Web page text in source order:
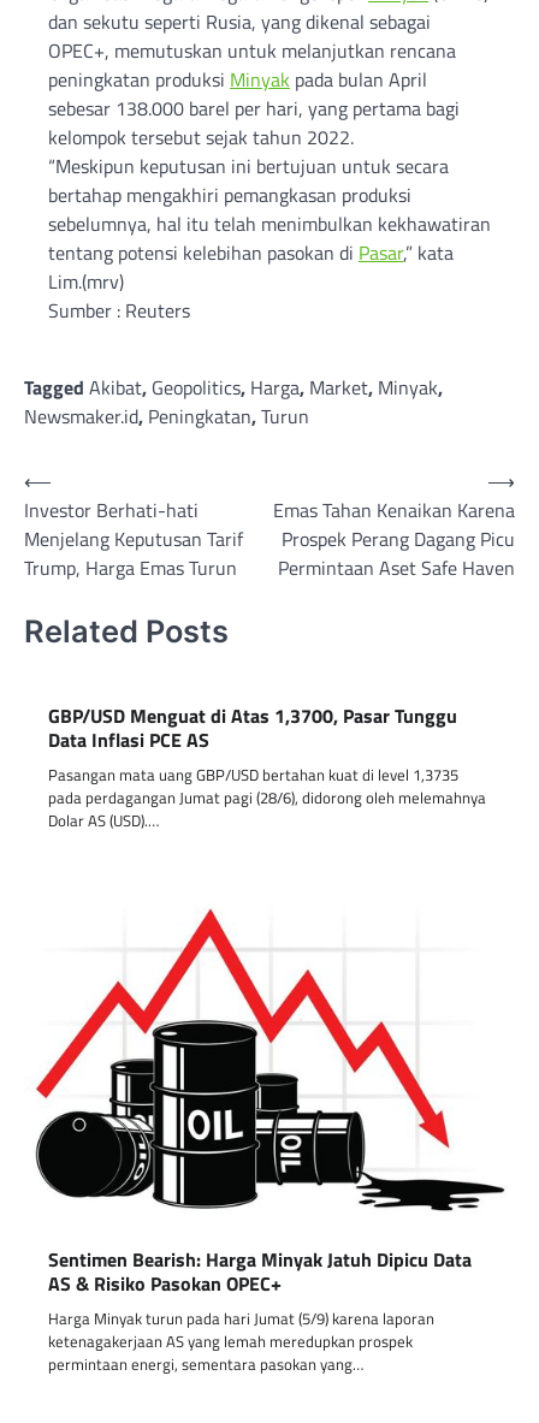
dan sekutu seperti Rusia, yang dikenal sebagai
OPEC+, memutuskan untuk melanjutkan rencana
peningkatan produksi Minyak pada bulan April
sebesar 138.000 barel per hari, yang pertama bagi
kelompok tersebut sejak tahun 2022.
“Meskipun keputusan ini bertujuan untuk secara
bertahap mengakhiri pemangkasan produksi
sebelumnya, hal itu telah menimbulkan kekhawatiran
tentang potensi kelebihan pasokan di Pasar,” kata
Lim.(mrv)
Sumber : Reuters
Tagged Akibat, Geopolitics, Harga, Market, Minyak,
Newsmaker.id, Peningkatan,Turun
Post
navigation
⟵
Investor Berhati-hati
Menjelang Keputusan Tarif
Trump, Harga Emas Turun
Emas Tahan Kenaikan Karena
Prospek Perang Dagang Picu
Permintaan Aset Safe Haven
⟶
Related Posts
GBP/USD Menguat di Atas 1,3700, Pasar Tunggu
Data Inflasi PCE AS
Pasangan mata uang GBP/USD bertahan kuat di level 1,3735
pada perdagangan Jumat pagi (28/6), didorong oleh melemahnya
Dolar AS (USD).…
Sentimen Bearish: Harga Minyak Jatuh Dipicu Data
AS & Risiko Pasokan OPEC+
Harga Minyak turun pada hari Jumat (5/9) karena laporan
ketenagakerjaan AS yang lemah meredupkan prospek
permintaan energi, sementara pasokan yang…